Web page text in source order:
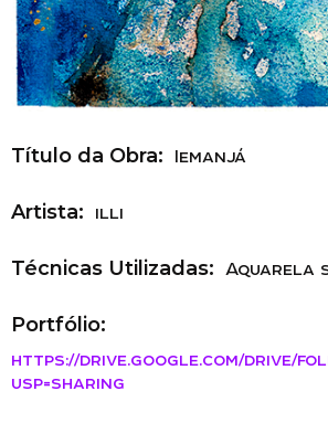
Título da Obra: Iemanjá
Artista: illi
Técnicas Utilizadas: Aquarela
Portfólio:
https://drive.google.com/drive/
usp=sharing